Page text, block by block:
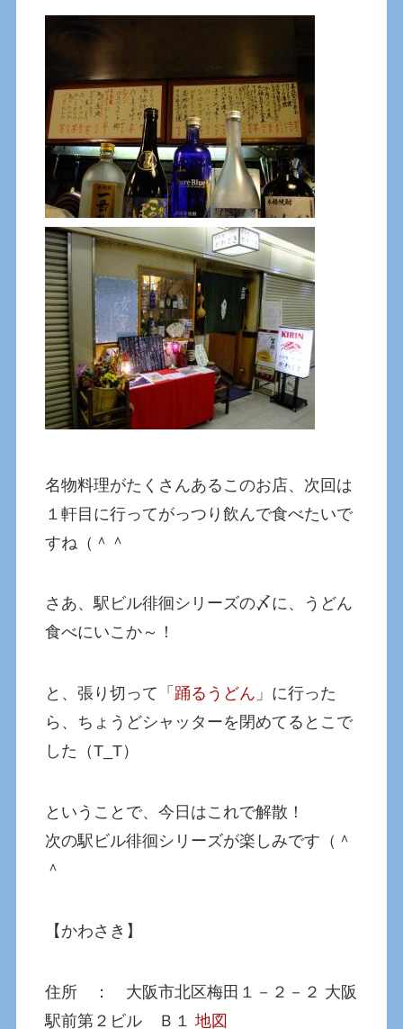
名物料理がたくさんあるこのお店、次回は
１軒目に行ってがっつり飲んで食べたいで
すね（＾＾
さあ、駅ビル徘徊シリーズの〆に、うどん
食べにいこか～！
と、張り切って「 踊るうどん 」に行った
ら、ちょうどシャッターを閉めてるとこで
した（T_T）
ということで、今日はこれで解散！
次の駅ビル徘徊シリーズが楽しみです（＾
＾
【かわさき】
住所 ： 大阪市北区梅田１－２－２ 大阪
駅前第２ビル Ｂ１地図